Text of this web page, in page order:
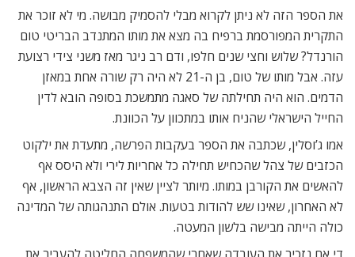
את הספר הזה לא ניתן לקרוא מבלי להסמיק מבושה. מי לא זוכר את
התקרית המפורסמת ברפיח בה מצא את מותו המתנדב הבריטי טום
הורנדל? שלוש וחצי שנים חלפו, ודם רב ניגר מאז משני צידי רצועת
עזה. אבל מותו של טום, בן ה-21 לא היה רק שורה אחת במאזן
הדמים. הוא היה תחילתה של סאגה מתמשכת בסופה הובא לדין
החייל הישראלי שהניח אותו במתכוון על הכוונת.
אמו ג’וסלין, שכתבה את הספר בעקבות הפרשה, מתעדת את ילקוט
הכזבים של צהל שהכחיש תחילה כל אחריות לירי ולא היסס אף
להאשים את הקורבן במותו. מיותר לציין שאין זה הצבא הראשון, אף
לא האחרון, שאינו שש להודות בטעות. אולם התנהגותה של המדינה
כולה הייתה מבישה בלשון המעטה.